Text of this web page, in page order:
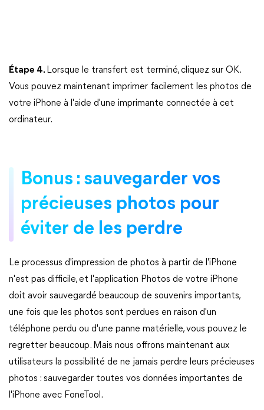
Étape 4. Lorsque le transfert est terminé, cliquez sur OK.
Vous pouvez maintenant imprimer facilement les photos de
votre iPhone à l'aide d'une imprimante connectée à cet
ordinateur.
Bonus : sauvegarder vos
précieuses photos pour
éviter de les perdre
Le processus d'impression de photos à partir de l'iPhone
n'est pas difficile, et l'application Photos de votre iPhone
doit avoir sauvegardé beaucoup de souvenirs importants,
une fois que les photos sont perdues en raison d'un
téléphone perdu ou d'une panne matérielle, vous pouvez le
regretter beaucoup. Mais nous offrons maintenant aux
utilisateurs la possibilité de ne jamais perdre leurs précieuses
photos : sauvegarder toutes vos données importantes de
l'iPhone avec FoneTool.